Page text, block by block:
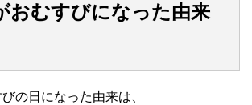
おむすびになった由来
の日になった由来は、